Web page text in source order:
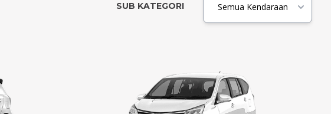
SUB KATEGORI Semua Kendaraan